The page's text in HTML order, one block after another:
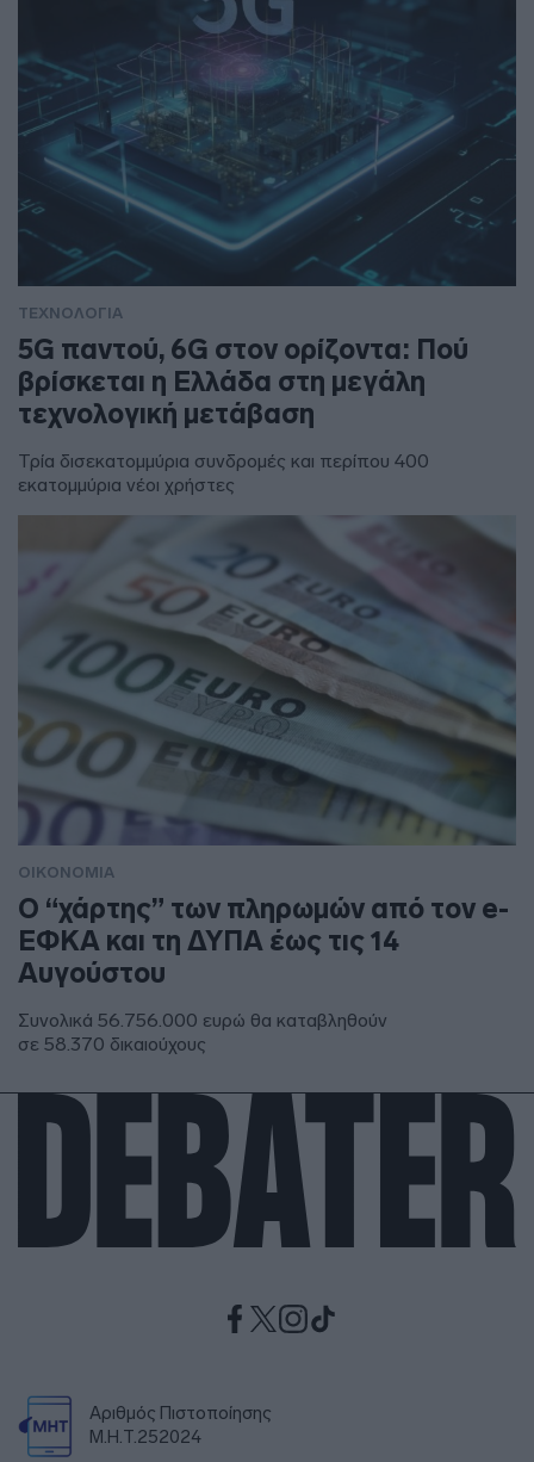
ΤΕΧΝΟΛΟΓΙΑ
5G παντού, 6G στον ορίζοντα: Πού
βρίσκεται η Ελλάδα στη μεγάλη
τεχνολογική μετάβαση
Τρία δισεκατομμύρια συνδρομές και περίπου 400
εκατομμύρια νέοι χρήστες
ΟΙΚΟΝΟΜΙΑ
Ο “χάρτης” των πληρωμών από τον e-
ΕΦΚΑ και τη ΔΥΠΑ έως τις 14
Αυγούστου
Συνολικά 56.756.000 ευρώ θα καταβληθούν
σε 58.370 δικαιούχους
Αριθμός Πιστοποίησης
Μ.Η.Τ.252024